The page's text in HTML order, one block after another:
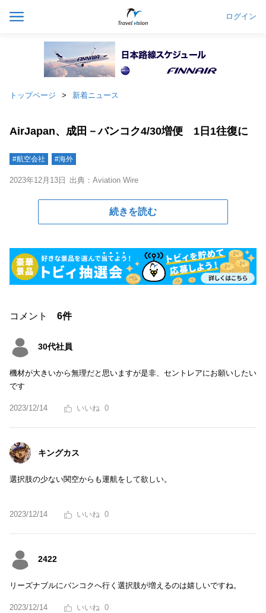
ログイン
トップページ 新着ニュース
AirJapan、成田－バンコク4/30増便 1日1往復に
#航空会社 #海外
2023年12月13日 出典：Aviation Wire
続きを読む
コメント 6件
30代社員
機材が大きいから無理だと思いますが是非、セントレアにお願いしたい
です
2023/12/14 0
キングカス
選択肢の少ない関空からも運航をして欲しい。
2023/12/14 0
2422
リーズナブルにバンコクへ行く選択肢が増えるのは嬉しいですね。
2023/12/14 0